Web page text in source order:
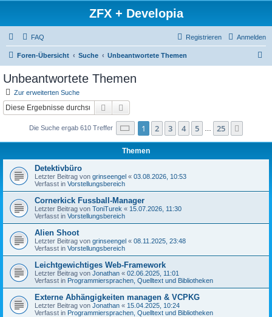
ZFX + Developia
FAQ Anmelden
Registrieren
Foren-Übersicht Suche Unbeantwortete Themen
Unbeantwortete Themen
Zur erweiterten Suche
Suche
Die Suche ergab 610 Treffer Seite 1von 25
1 2 3 4 5 25
Themen
Detektivbüro
Letzter Beitrag von grinseengel « 03.08.2026, 10:53
Verfasst in Vorstellungsbereich
Cornerkick Fussball-Manager
Letzter Beitrag von ToniTurek « 15.07.2026, 11:30
Verfasst in Vorstellungsbereich
Alien Shoot
Letzter Beitrag von grinseengel « 08.11.2025, 23:48
Verfasst in Vorstellungsbereich
Leichtgewichtiges Web-Framework
Letzter Beitrag von Jonathan « 02.06.2025, 11:01
Verfasst in Programmiersprachen, Quelltext und Bibliotheken
Externe Abhängigkeiten managen & VCPKG
Letzter Beitrag von Jonathan « 15.04.2025, 10:24
Verfasst in Programmiersprachen, Quelltext und Bibliotheken